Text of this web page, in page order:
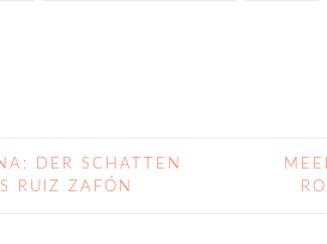
DER SCHATTEN
RUIZ ZAFÓN